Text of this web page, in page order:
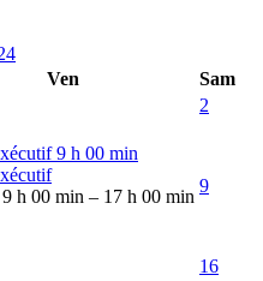
Ven
Sam
2
9 h 00 min
9 h 00 min – 17 h 00 min
9
16